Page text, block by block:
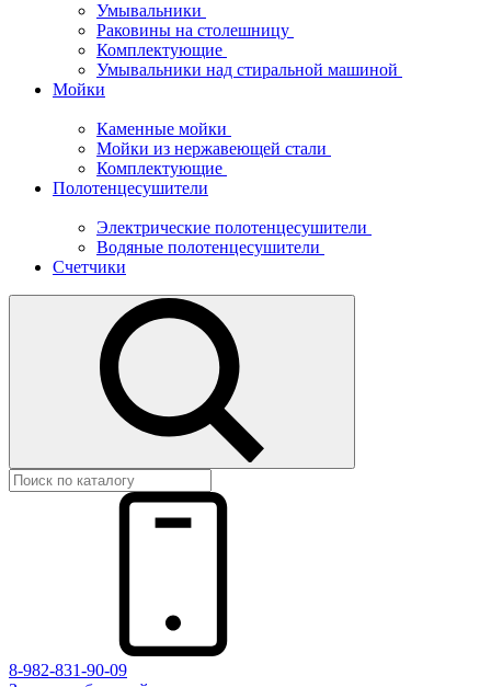
Умывальники
Раковины на столешницу
Комплектующие
Умывальники над стиральной машиной
Мойки
Каменные мойки
Мойки из нержавеющей стали
Комплектующие
Полотенцесушители
Электрические полотенцесушители
Водяные полотенцесушители
Счетчики
8-982-831-90-09